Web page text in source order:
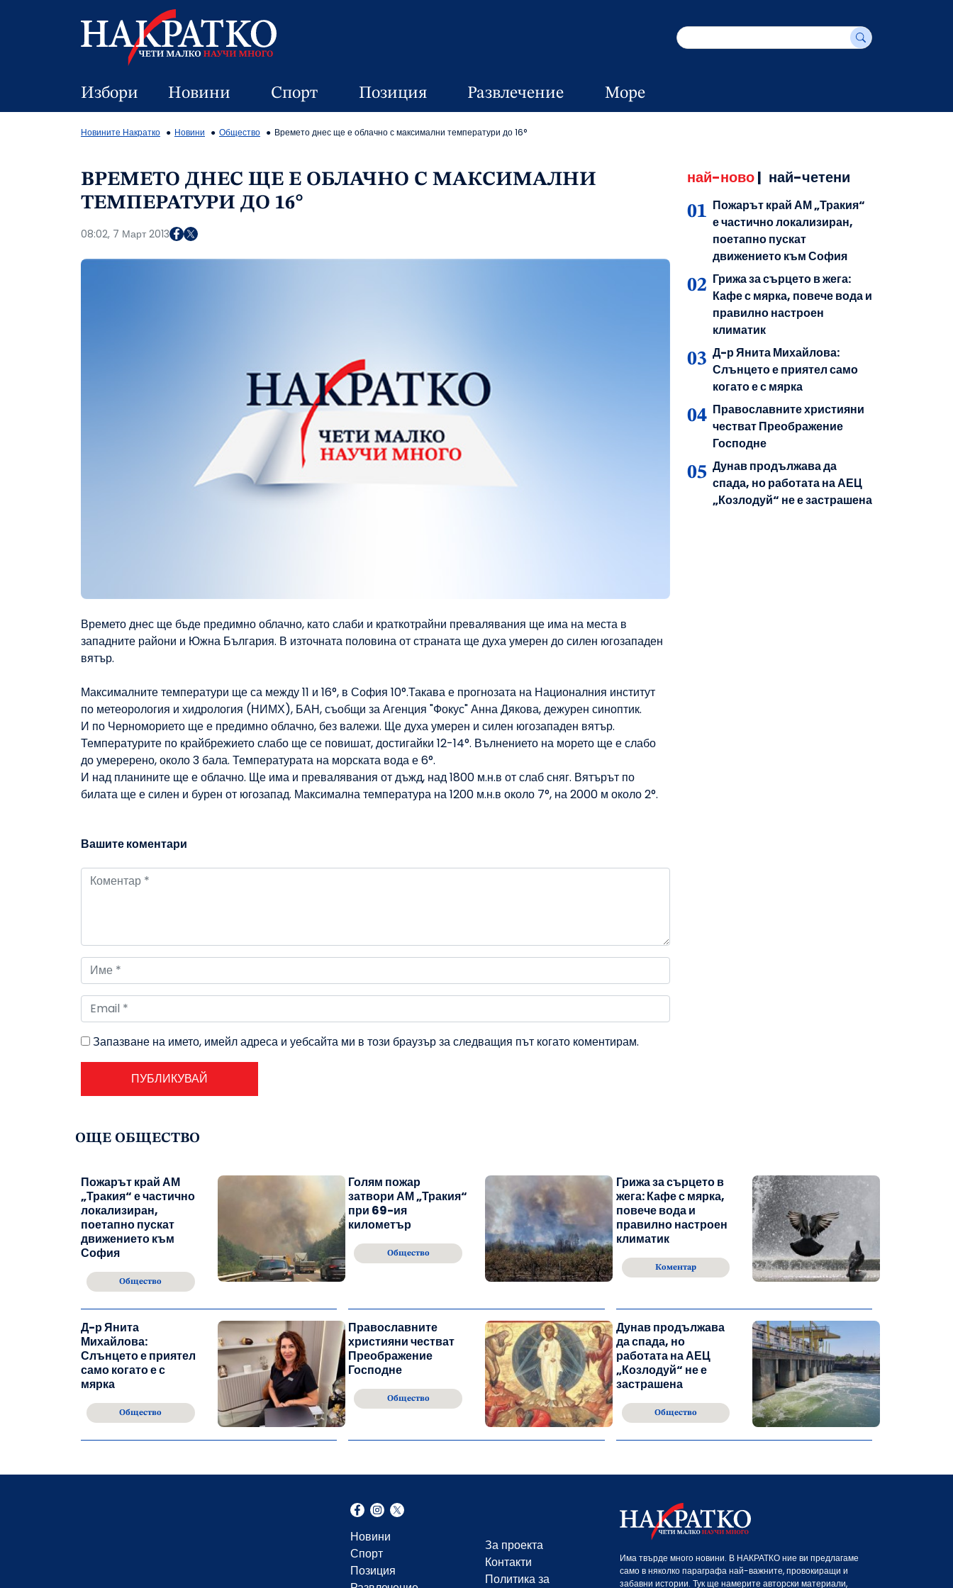
Избори Новини Спорт Позиция Развлечение Море
Новините Накратко Новини Общество Времето днес ще е облачно с максимални температури до 16°
ВРЕМЕТО ДНЕС ЩЕ Е ОБЛАЧНО С МАКСИМАЛНИ
ТЕМПЕРАТУРИ ДО 16°
08:02, 7 Март 2013
Времето днес ще бъде предимно облачно, като слаби и краткотрайни превалявания ще има на места в
западните райони и Южна България. В източната половина от страната ще духа умерен до силен югозападен
вятър.
Максималните температури ще са между 11 и 16°, в София 10°.Такава е прогнозата на Националния институт
по метеорология и хидрология (НИМХ), БАН, съобщи за Агенция "Фокус" Анна Дякова, дежурен синоптик.
И по Черноморието ще е предимно облачно, без валежи. Ще духа умерен и силен югозападен вятър.
Температурите по крайбрежието слабо ще се повишат, достигайки 12-14°. Вълнението на морето ще е слабо
до умеререно, около 3 бала. Температурата на морската вода е 6°.
И над планините ще е облачно. Ще има и превалявания от дъжд, над 1800 м.н.в от слаб сняг. Вятърът по
билата ще е силен и бурен от югозапад. Максимална температура на 1200 м.н.в около 7°, на 2000 м около 2°.
Вашите коментари
Запазване на името, имейл адреса и уебсайта ми в този браузър за следващия път когато коментирам.
най-ново| най-четени
Пожарът край АМ „Тракия“
е частично локализиран,
поетапно пускат
движението към София
Грижа за сърцето в жега:
Кафе с мярка, повече вода и
правилно настроен
климатик
Д-р Янита Михайлова:
Слънцето е приятел само
когато е с мярка
Православните християни
честват Преображение
Господне
Дунав продължава да
спада, но работата на АЕЦ
„Козлодуй“ не е застрашена
ОЩЕ ОБЩЕСТВО
Пожарът край АМ
„Тракия“ е частично
локализиран,
поетапно пускат
движението към
София
Общество
Голям пожар
затвори АМ „Тракия“
при 69-ия
километър
Общество
Грижа за сърцето в
жега: Кафе с мярка,
повече вода и
правилно настроен
климатик
Коментар
Д-р Янита
Михайлова:
Слънцето е приятел
само когато е с
мярка
Общество
Православните
християни честват
Преображение
Господне
Общество
Дунав продължава
да спада, но
работата на АЕЦ
„Козлодуй“ не е
застрашена
Общество
Новини
Спорт
Позиция
За проекта
Контакти
Политика за
Има твърде много новини. В НАКРАТКО ние ви предлагаме
само в няколко параграфа най-важните, провокиращи и
забавни истории. Тук ще намерите авторски материали,